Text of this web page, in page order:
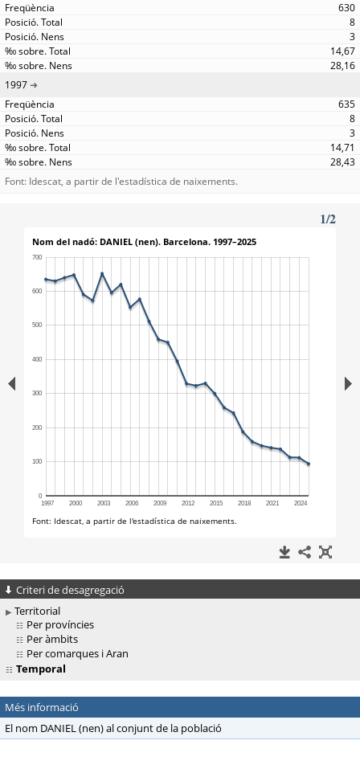
630
8
3
14,67
28,16
1997
635
8
3
14,71
28,43
Font: Idescat, a partir de l'estadística de naixements.
Criteri de desagregació
Territorial
Per províncies
Per àmbits
Per comarques i Aran
Temporal
Més informació
El nom DANIEL (nen) al conjunt de la població